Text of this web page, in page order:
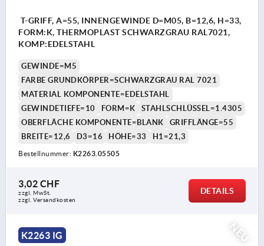
T-GRIFF, A=55, INNENGEWINDE D=M05, B=12,6, H=33,
FORM:K, THERMOPLAST SCHWARZGRAU RAL7021,
KOMP:EDELSTAHL
GEWINDE=M5
FARBE GRUNDKÖRPER=SCHWARZGRAU RAL 7021
MATERIAL KOMPONENTE=EDELSTAHL
GEWINDETIEFE=10
FORM=K
STAHLSCHLÜSSEL=1.4305
OBERFLÄCHE KOMPONENTE=BLANK
GRIFFLÄNGE=55
BREITE=12,6
D3=16 HÖHE=33 H1=21,3
Bestellnummer: K2263.05505
3,02 CHF
zzgl. MwSt.
zzgl. Versandkosten
DETAILS
NEU
K2263 IG